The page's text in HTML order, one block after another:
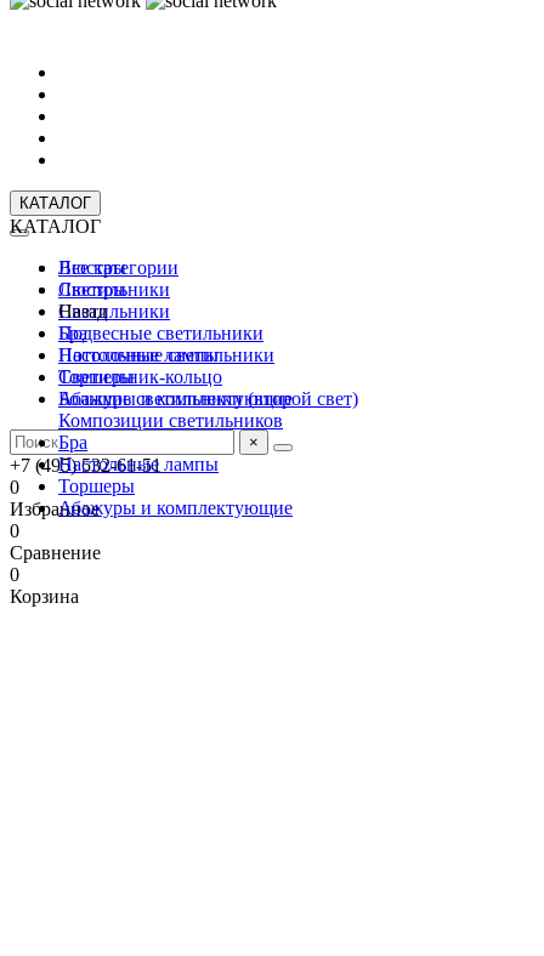
КАТАЛОГ
КАТАЛОГ
Люстры
Светильники
Назад
Подвесные светильники
Потолочные светильники
Светильник-кольцо
Большие светильники (второй свет)
Композиции светильников
Бра
Настольные лампы
Торшеры
Абажуры и комплектующие
Все категории
Люстры
Светильники
Бра
Настольные лампы
Торшеры
Абажуры и комплектующие
×
+7 (495) 532-61-51
0
Избранное
0
Сравнение
0
Корзина